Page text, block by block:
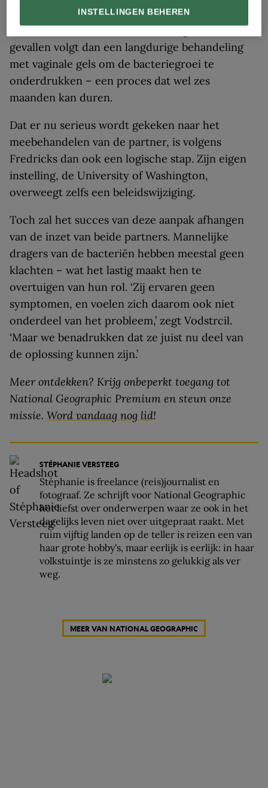
Maar bij ruim de helft van de vrouwen keert de
infectie binnen drie maanden terug. In die
gevallen volgt dan een langdurige behandeling
met vaginale gels om de bacteriegroei te
onderdrukken – een proces dat wel zes
maanden kan duren.
Dat er nu serieus wordt gekeken naar het
meebehandelen van de partner, is volgens
Fredricks dan ook een logische stap. Zijn eigen
instelling, de University of Washington,
overweegt zelfs een beleidswijziging.
Toch zal het succes van deze aanpak afhangen
van de inzet van beide partners. Mannelijke
dragers van de bacteriën hebben meestal geen
klachten – wat het lastig maakt hen te
overtuigen van hun rol. ‘Zij ervaren geen
symptomen, en voelen zich daarom ook niet
onderdeel van het probleem,’ zegt Vodstrcil.
‘Maar we benadrukken dat ze juist nu deel van
de oplossing kunnen zijn.’
Meer ontdekken? Krijg onbeperkt toegang tot
National Geographic Premium en steun onze
missie. Word vandaag nog lid!
STÉPHANIE VERSTEEG
Stéphanie is freelance (reis)journalist en
fotograaf. Ze schrijft voor National Geographic
het liefst over onderwerpen waar ze ook in het
dagelijks leven niet over uitgepraat raakt. Met
ruim vijftig landen op de teller is reizen een van
haar grote hobby's, maar eerlijk is eerlijk: in haar
volkstuintje is ze minstens zo gelukkig als ver
weg.
MEER VAN NATIONAL GEOGRAPHIC
INSTELLINGEN BEHEREN